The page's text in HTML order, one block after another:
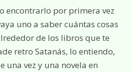
encontrarlo por primera vez
uno a saber cuántas cosas
de los libros que te
retro Satanás, lo entiendo,
una vez y una novela en